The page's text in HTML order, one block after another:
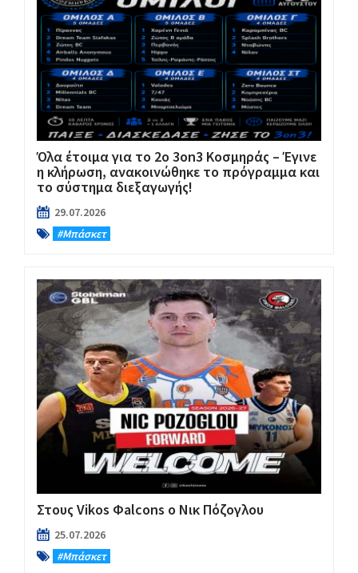
Όλα έτοιμα για το 2ο 3on3 Κοσμηράς – Έγινε
η κλήρωση, ανακοινώθηκε το πρόγραμμα και
το σύστημα διεξαγωγής!
29.07.2026
#Μπάσκετ
Στους Vikos Φalcons ο Νικ Πόζογλου
25.07.2026
#Μπάσκετ